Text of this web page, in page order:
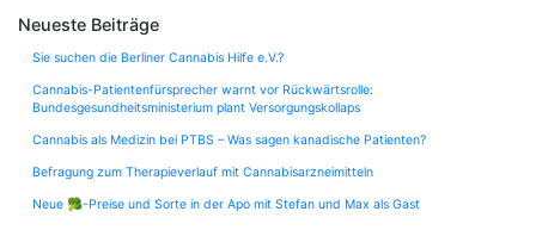
Neueste Beiträge
Sie suchen die Berliner Cannabis Hilfe e.V.?
Cannabis-Patientenfürsprecher warnt vor Rückwärtsrolle:
Bundesgesundheitsministerium plant Versorgungskollaps
Cannabis als Medizin bei PTBS – Was sagen kanadische Patienten?
Befragung zum Therapieverlauf mit Cannabisarzneimitteln
Neue 🥦-Preise und Sorte in der Apo mit Stefan und Max als Gast